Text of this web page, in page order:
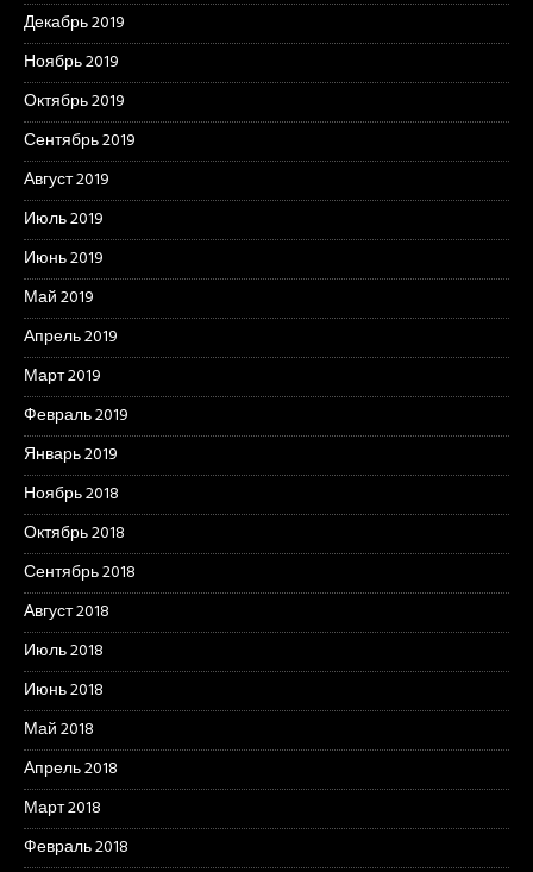
Декабрь 2019
Ноябрь 2019
Октябрь 2019
Сентябрь 2019
Август 2019
Июль 2019
Июнь 2019
Май 2019
Апрель 2019
Март 2019
Февраль 2019
Январь 2019
Ноябрь 2018
Октябрь 2018
Сентябрь 2018
Август 2018
Июль 2018
Июнь 2018
Май 2018
Апрель 2018
Март 2018
Февраль 2018